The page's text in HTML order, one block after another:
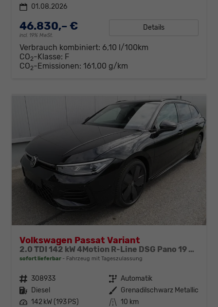
01.08.2026
46.830,– €
incl. 19% MwSt.
Details
Verbrauch kombiniert: 6,10 l/100km
CO2-Klasse: F
CO2-Emissionen: 161,00 g/km
Volkswagen Passat Variant
2.0 TDI 142 kW 4Motion R-Line DSG Pano 19 Zoll Head Up AHK Navi
sofort lieferbar Fahrzeug mit Tageszulassung
Fahrzeugnr. 308933 Getriebe Automatik
Kraftstoff Diesel Außenfarbe Grenadilschwarz Metallic
Leistung 142 kW (193 PS) Kilometerstand 10 km